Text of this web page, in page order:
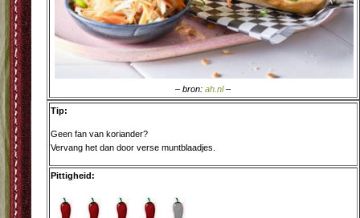
– bron:ah.nl–
Tip:
Geen fan van koriander?
Vervang het dan door verse muntblaadjes.
Pittigheid: